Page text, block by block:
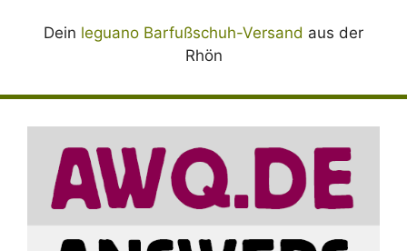
Dein leguano Barfußschuh-Versand aus der
Rhön